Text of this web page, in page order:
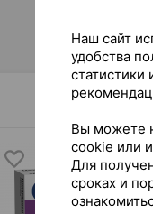
Наш сайт
удобства
статистики
Вы можете
cookie или
Для
сроках и